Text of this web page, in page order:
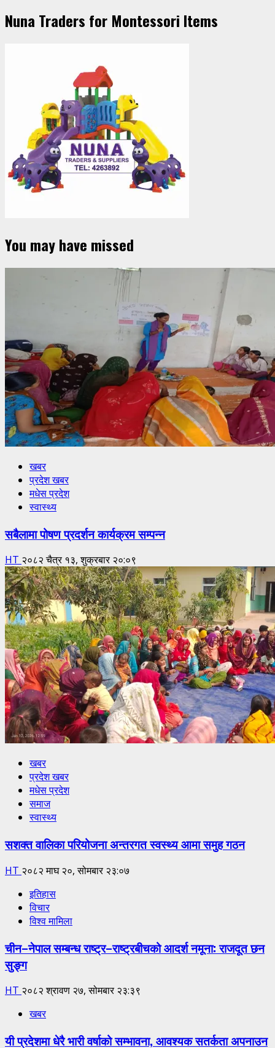
Nuna Traders for Montessori Items
You may have missed
खबर
प्रदेश खबर
मधेस प्रदेश
स्वास्थ्य
सबैलामा पोषण प्रदर्शन कार्यक्रम सम्पन्न
HT २०८२ चैत्र १३, शुक्रबार २०:०९
खबर
प्रदेश खबर
मधेस प्रदेश
समाज
स्वास्थ्य
सशक्त वालिका परियोजना अन्तरगत स्वस्थ्य आमा समुह गठन
HT २०८२ माघ २०, सोमबार २३:०७
इतिहास
विचार
विश्व मामिला
चीन–नेपाल सम्बन्ध राष्ट्र–राष्ट्रबीचको आदर्श नमूना: राजदूत छन
सुङ्ग
HT २०८२ श्रावण २७, सोमबार २३:३९
खबर
यी प्रदेशमा धेरै भारी वर्षाको सम्भावना, आवश्यक सतर्कता अपनाउन